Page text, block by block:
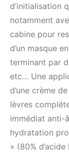
d’initialisation
notamment
cabine pour
d’un masque
terminant par
etc… Une
d’une crème
lèvres
immédiat anti-
hydratation
» (80%